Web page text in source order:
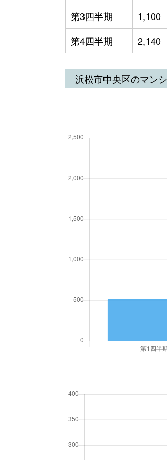
第3四半期 1,100
第4四半期
2,140
浜松市中央区のマン